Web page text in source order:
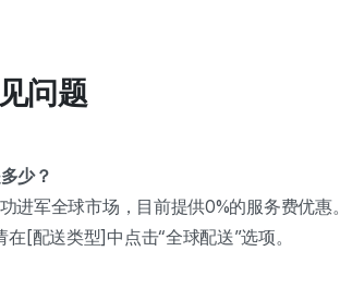
问题
少？
进军全球市场，目前提供0%的服务费优惠。
[配送类型]中点击“全球配送”选项。